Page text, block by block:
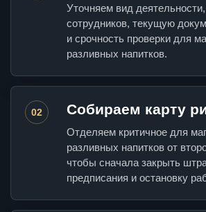
Уточняем вид
сотрудников, текущую
и срочность проверки для
разливных напитков.
02 Собираем карту
Отделяем критичное для
разливных напитков от
чтобы сначала закрыть
предписания и остановку